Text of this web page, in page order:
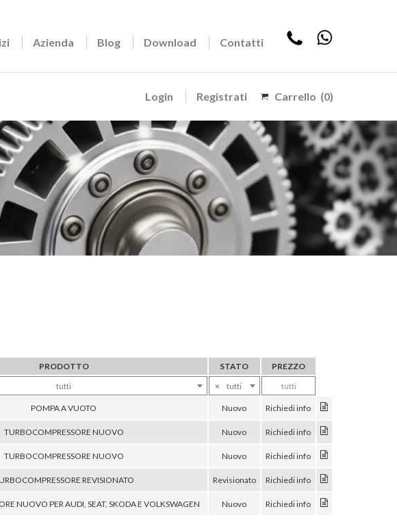
Azienda Blog Download Contatti
Login Registrati Carrello (0)
PRODOTTO STATO
PREZZO
tutti × tutti tutti
POMPA A VUOTO Nuovo Richiedi info
TURBOCOMPRESSORE NUOVO Nuovo Richiedi info
TURBOCOMPRESSORE NUOVO Nuovo Richiedi info
REVISIONATO Revisionato Richiedi info
NUOVO PER AUDI, SEAT, SKODA E VOLKSWAGEN Nuovo Richiedi info